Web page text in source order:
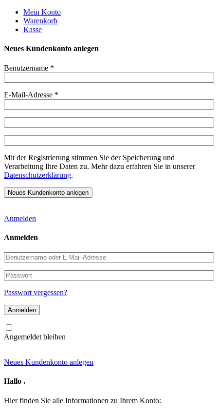
Weiter
zum
Inhalt
Mein Konto
Warenkorb
Kasse
Neues Kundenkonto anlegen
Benutzername *
E-Mail-Adresse *
Mit der Registrierung stimmen Sie der Speicherung und
Verarbeitung Ihre Daten zu. Mehr dazu erfahren Sie in unserer
Datenschutzerklärung.
Anmelden
Anmelden
Benutzername
oder
E-
Mail-
Adresse
Passwort
Passwort vergessen?
Angemeldet bleiben
Neues Kundenkonto anlegen
Hallo .
Hier finden Sie alle Informationen zu Ihrem Konto: